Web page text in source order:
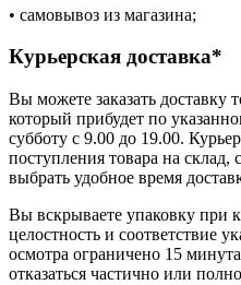
• самовывоз из магазина;
Курьерская доставка*
Вы можете заказать доставку
который прибудет по
субботу с 9.00 до 19.00.
поступления товара на
выбрать удобное время
Вы вскрываете упаковку при
целостность и соответствие
осмотра ограничено 15
отказаться частично или